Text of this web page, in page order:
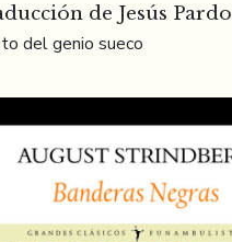
de Jesús Pardo
del genio sueco